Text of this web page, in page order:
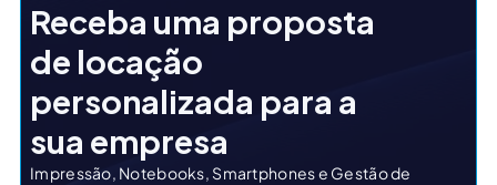
Receba uma proposta
de locação
personalizada para a
sua empresa
Impressão, Notebooks, Smartphones e Gestão de